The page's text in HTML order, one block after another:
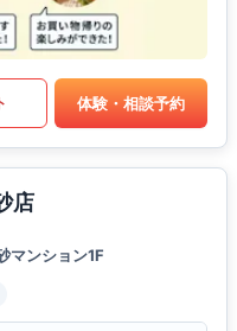
体験・相談予約
店
マンション1F